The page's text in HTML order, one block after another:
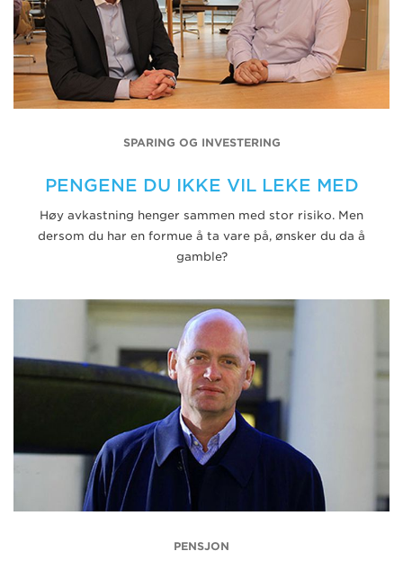
SPARING OG INVESTERING
PENGENE DU IKKE VIL LEKE MED
Høy avkastning henger sammen med stor risiko. Men
dersom du har en formue å ta vare på, ønsker du da å
gamble?
PENSJON